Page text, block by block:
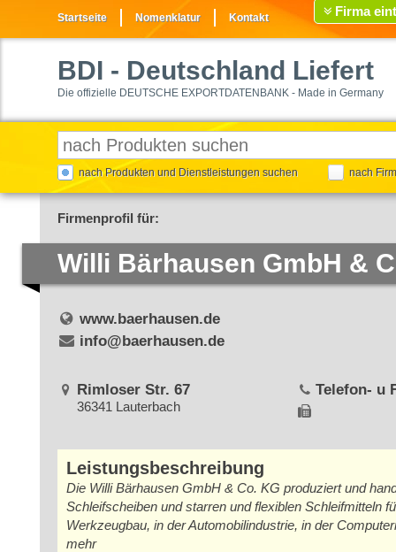
Startseite Nomenklatur Kontakt Firma
BDI - Deutschland Liefert
Die offizielle DEUTSCHE EXPORTDATENBANK - Made in Germany
nach Produkten und Dienstleistungen suchen nach
Firmenprofil für:
Willi Bärhausen GmbH &
www.baerhausen.de
info@baerhausen.de
Rimloser Str. 67
36341 Lauterbach
Telefon- u
Leistungsbeschreibung
Die Willi Bärhausen GmbH & Co. KG produziert und
Schleifscheiben und starren und flexiblen Schleifmitteln
Werkzeugbau, in der Automobilindustrie, in der
mehr